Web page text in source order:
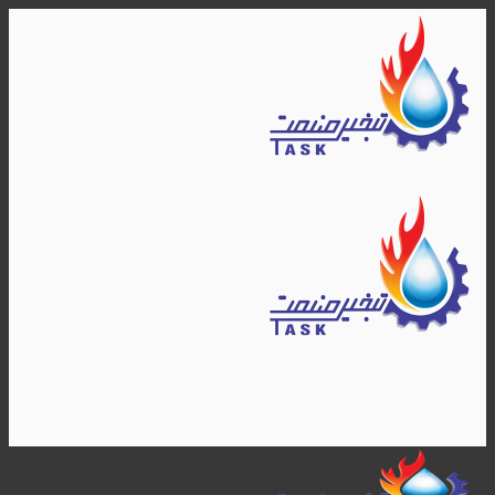
content